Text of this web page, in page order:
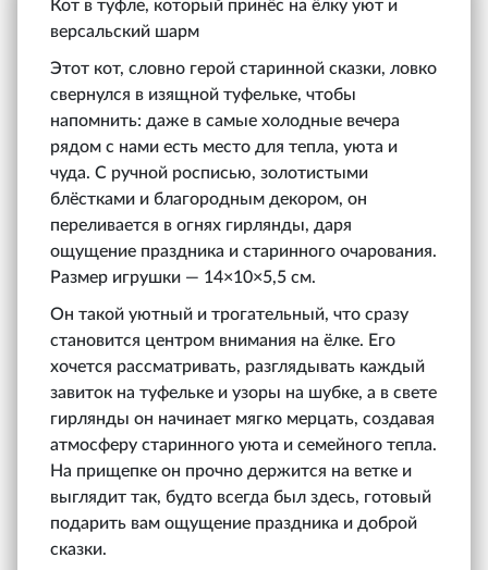
Кот в туфле, который принёс на ёлку уют и
версальский шарм
Этот кот, словно герой старинной сказки, ловко
свернулся в изящной туфельке, чтобы
напомнить: даже в самые холодные вечера
рядом с нами есть место для тепла, уюта и
чуда. С ручной росписью, золотистыми
блёстками и благородным декором, он
переливается в огнях гирлянды, даря
ощущение праздника и старинного очарования.
Размер игрушки — 14×10×5,5 см.
Он такой уютный и трогательный, что сразу
становится центром внимания на ёлке. Его
хочется рассматривать, разглядывать каждый
завиток на туфельке и узоры на шубке, а в свете
гирлянды он начинает мягко мерцать, создавая
атмосферу старинного уюта и семейного тепла.
На прищепке он прочно держится на ветке и
выглядит так, будто всегда был здесь, готовый
подарить вам ощущение праздника и доброй
сказки.